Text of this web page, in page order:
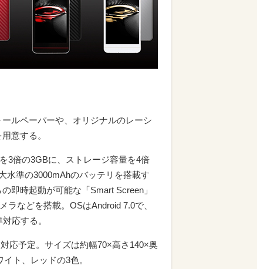
ルペーパーや、オリジナルのレーシ
意する。
3倍の3GBに、ストレージ容量を4倍
水準の3000mAhのバッテリを搭載す
即時起動が可能な「Smart Screen」
などを搭載。OSはAndroid 7.0で、
応する。
応予定。サイズは約幅70×高さ140×奥
ト、レッドの3色。